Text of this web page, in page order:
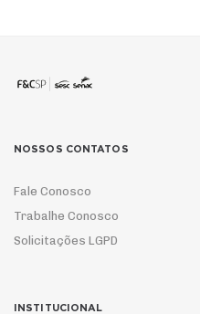
NOSSOS CONTATOS
Fale Conosco
Trabalhe Conosco
Solicitações LGPD
INSTITUCIONAL